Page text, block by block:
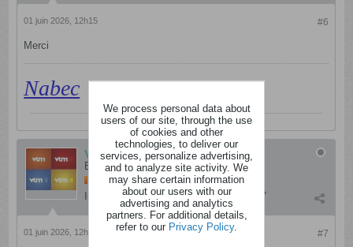
#6
01 juin 2026, 12h15
Merci
Nabec
VTMVT4
Enragé
Inscription: mai 2021 Messages: 9657
#7
01 juin 2026, 12h35
We process personal data about
users of our site, through the use
of cookies and other
technologies, to deliver our
services, personalize advertising,
and to analyze site activity. We
may share certain information
about our users with our
advertising and analytics
partners. For additional details,
refer to our Privacy Policy.